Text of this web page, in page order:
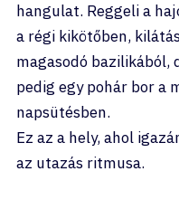
hangulat. Reggeli a
a régi kikötőben,
magasodó bazilikából,
pedig egy pohár bor a
napsütésben.
Ez az a hely, ahol
az utazás ritmusa.